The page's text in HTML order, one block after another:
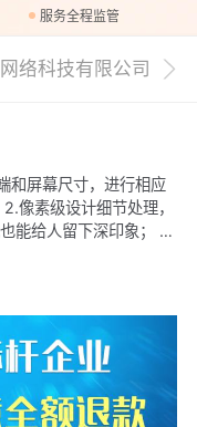
服务全程监管
络科技有限公司
和屏幕尺寸，进行相应
像素级设计细节处理，
能给人留下深印象； 3.